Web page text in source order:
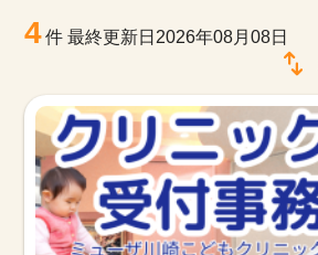
お知らせ
医療事務求人ドットコムとは
サイトの使い方
4件最終更新日2026年08月08日
九州・沖縄